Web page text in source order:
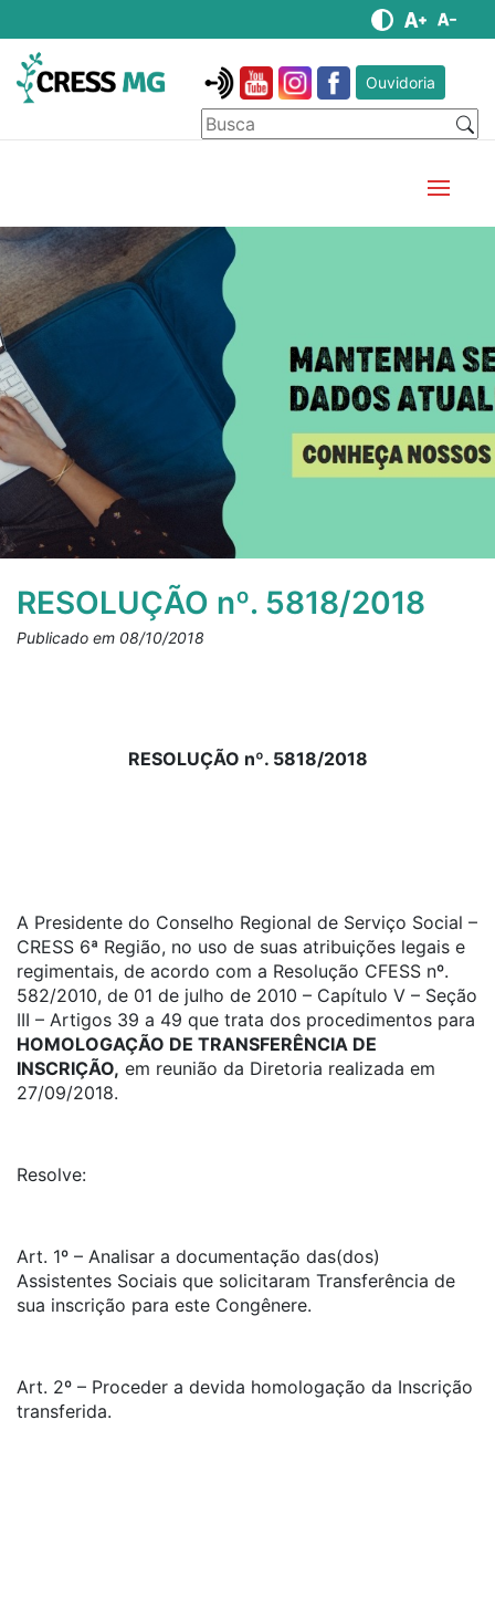
Ouvidoria
RESOLUÇÃO nº. 5818/2018
Publicado em 08/10/2018
RESOLUÇÃO nº. 5818/2018
A Presidente do Conselho Regional de Serviço Social –
CRESS 6ª Região, no uso de suas atribuições legais e
regimentais, de acordo com a Resolução CFESS nº.
582/2010, de 01 de julho de 2010 – Capítulo V – Seção
III – Artigos 39 a 49 que trata dos procedimentos para
HOMOLOGAÇÃO DE TRANSFERÊNCIA DE
INSCRIÇÃO, em reunião da Diretoria realizada em
27/09/2018.
Resolve:
Art. 1º – Analisar a documentação das(dos)
Assistentes Sociais que solicitaram Transferência de
sua inscrição para este Congênere.
Art. 2º – Proceder a devida homologação da Inscrição
transferida.